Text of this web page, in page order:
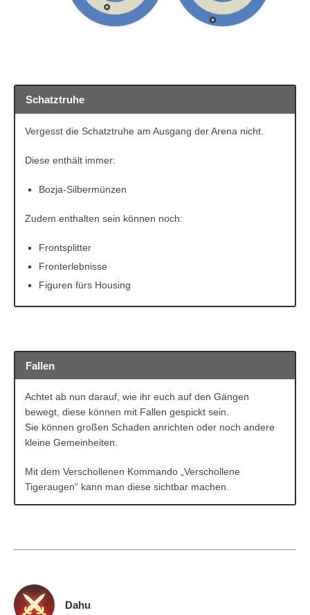
Schatztruhe
Vergesst die Schatztruhe am Ausgang der Arena nicht.
Diese enthält immer:
Bozja-Silbermünzen
Zudem enthalten sein können noch:
Frontsplitter
Fronterlebnisse
Figuren fürs Housing
Fallen
Achtet ab nun darauf, wie ihr euch auf den Gängen
bewegt, diese können mit Fallen gespickt sein.
Sie können großen Schaden anrichten oder noch andere
kleine Gemeinheiten.
Mit dem Verschollenen Kommando „Verschollene
Tigeraugen“ kann man diese sichtbar machen.
Dahu